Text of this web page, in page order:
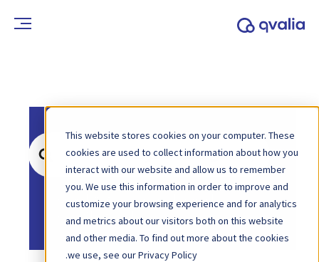
This website stores cookies on your computer. These
cookies are used to collect information about how you
interact with our website and allow us to remember
you. We use this information in order to improve and
customize your browsing experience and for analytics
and metrics about our visitors both on this website
and other media. To find out more about the cookies
we use, see our Privacy Policy.
ابحث
عن
الصفحة الرئيسية
قاعدة المعرفة
الفوترة الإلكترونية